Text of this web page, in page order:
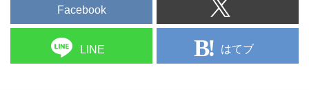
Facebook
LINE はてブ